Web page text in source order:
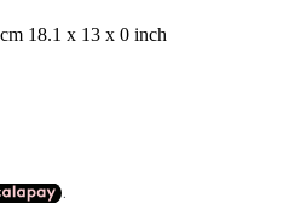
18.1 x 13 x 0 inch